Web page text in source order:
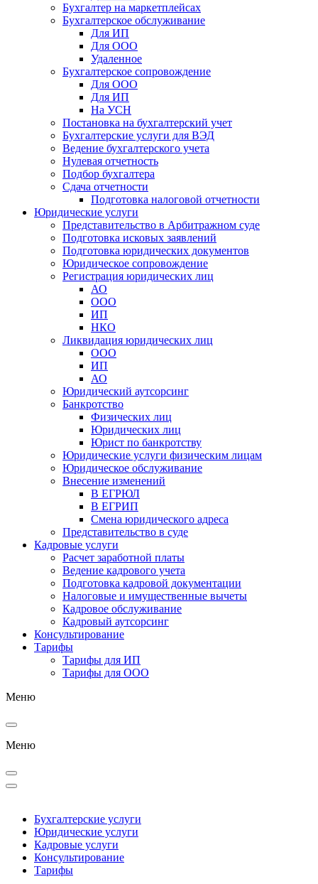
Бухгалтер на маркетплейсах
Бухгалтерское обслуживание
Для ИП
Для ООО
Удаленное
Бухгалтерское сопровождение
Для ООО
Для ИП
На УСН
Постановка на бухгалтерский учет
Бухгалтерские услуги для ВЭД
Ведение бухгалтерского учета
Нулевая отчетность
Подбор бухгалтера
Сдача отчетности
Подготовка налоговой отчетности
Юридические услуги
Представительство в Арбитражном суде
Подготовка исковых заявлений
Подготовка юридических документов
Юридическое сопровождение
Регистрация юридических лиц
АО
ООО
ИП
НКО
Ликвидация юридических лиц
ООО
ИП
АО
Юридический аутсорсинг
Банкротство
Физических лиц
Юридических лиц
Юрист по банкротству
Юридические услуги физическим лицам
Юридическое обслуживание
Внесение изменений
В ЕГРЮЛ
В ЕГРИП
Смена юридического адреса
Представительство в суде
Кадровые услуги
Расчет заработной платы
Ведение кадрового учета
Подготовка кадровой документации
Налоговые и имущественные вычеты
Кадровое обслуживание
Кадровый аутсорсинг
Консультирование
Тарифы
Тарифы для ИП
Тарифы для ООО
Меню
Меню
Бухгалтерские услуги
Юридические услуги
Кадровые услуги
Консультирование
Тарифы